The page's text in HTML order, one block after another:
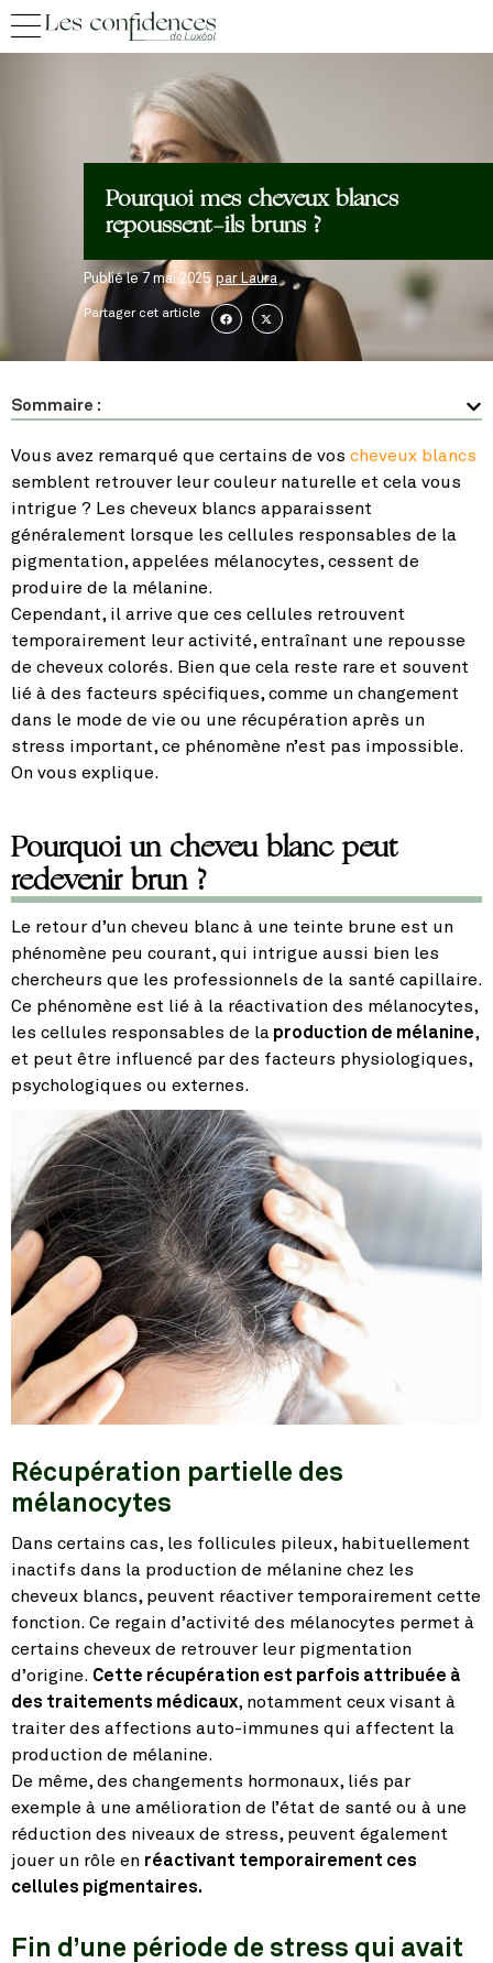
Pourquoi mes cheveux blancs
repoussent-ils bruns ?
Publié le 7 mai 2025 par Laura
Partager cet article
Sommaire :
Vous avez remarqué que certains de vos cheveux blancs
semblent retrouver leur couleur naturelle et cela vous
intrigue ? Les cheveux blancs apparaissent
généralement lorsque les cellules responsables de la
pigmentation, appelées mélanocytes, cessent de
produire de la mélanine.
Cependant, il arrive que ces cellules retrouvent
temporairement leur activité, entraînant une repousse
de cheveux colorés. Bien que cela reste rare et souvent
lié à des facteurs spécifiques, comme un changement
dans le mode de vie ou une récupération après un
stress important, ce phénomène n’est pas impossible.
On vous explique.
Pourquoi un cheveu blanc peut
redevenir brun ?
Le retour d’un cheveu blanc à une teinte brune est un
phénomène peu courant, qui intrigue aussi bien les
chercheurs que les professionnels de la santé capillaire.
Ce phénomène est lié à la réactivation des mélanocytes,
les cellules responsables de la production de mélanine,
et peut être influencé par des facteurs physiologiques,
psychologiques ou externes.
Récupération partielle des
mélanocytes
Dans certains cas, les follicules pileux, habituellement
inactifs dans la production de mélanine chez les
cheveux blancs, peuvent réactiver temporairement cette
fonction. Ce regain d’activité des mélanocytes permet à
certains cheveux de retrouver leur pigmentation
d’origine. Cette récupération est parfois attribuée à
des traitements médicaux, notamment ceux visant à
traiter des affections auto-immunes qui affectent la
production de mélanine.
De même, des changements hormonaux, liés par
exemple à une amélioration de l’état de santé ou à une
réduction des niveaux de stress, peuvent également
jouer un rôle en réactivant temporairement ces
cellules pigmentaires.
Fin d’une période de stress qui avait